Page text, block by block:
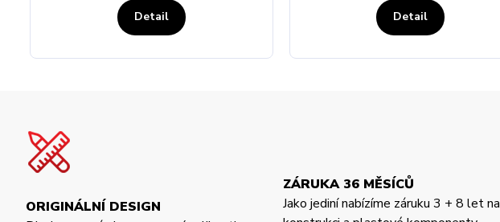
Detail Detail
ORIGINÁLNÍ DESIGN
ZÁRUKA 36 MĚSÍCŮ
Jako jediní nabízíme záruku 3 + 8 let na